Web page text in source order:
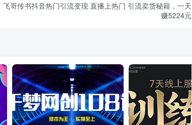
飞哥传书抖音热门引流变现 直播上热门 引流卖货秘籍，一天
赚5224元